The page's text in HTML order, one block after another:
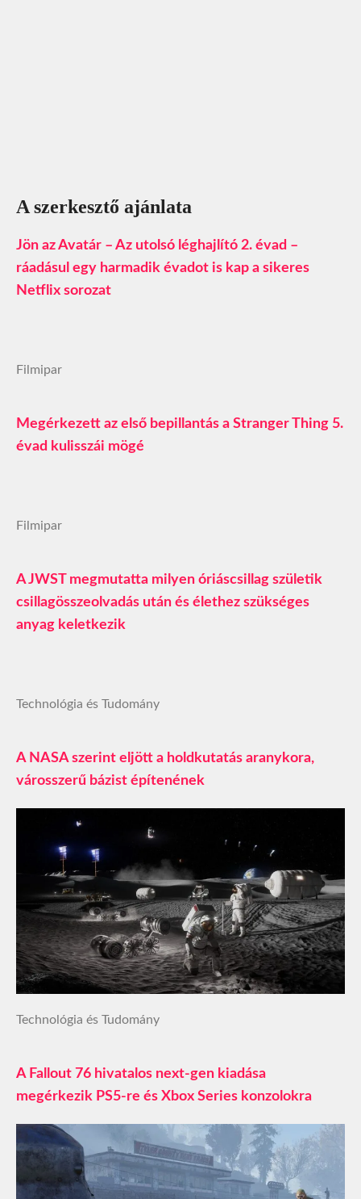
A szerkesztő ajánlata
Jön az Avatár – Az utolsó léghajlító 2. évad –
ráadásul egy harmadik évadot is kap a sikeres
Netflix sorozat
Filmipar
Megérkezett az első bepillantás a Stranger Thing 5.
évad kulisszái mögé
Filmipar
A JWST megmutatta milyen óriáscsillag születik
csillagösszeolvadás után és élethez szükséges
anyag keletkezik
Technológia és Tudomány
A NASA szerint eljött a holdkutatás aranykora,
városszerű bázist építenének
Technológia és Tudomány
A Fallout 76 hivatalos next-gen kiadása
megérkezik PS5-re és Xbox Series konzolokra